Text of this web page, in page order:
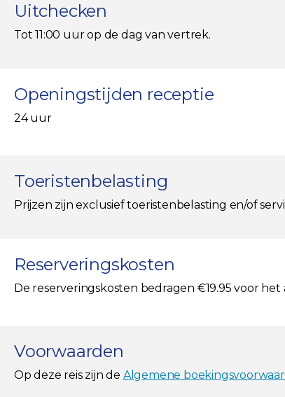
Uitchecken
Tot 11:00 uur op de dag van vertrek.
Openingstijden receptie
24 uur
Toeristenbelasting
Prijzen zijn exclusief toeristenbelasting en/of
Reserveringskosten
De reserveringskosten bedragen €19.95 voor
Voorwaarden
Op deze reis zijn de Algemene